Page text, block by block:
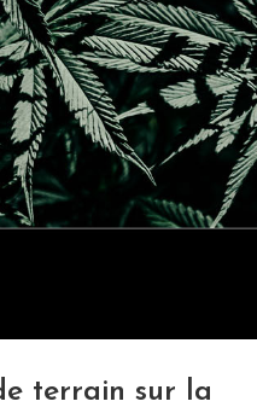
terrain sur la